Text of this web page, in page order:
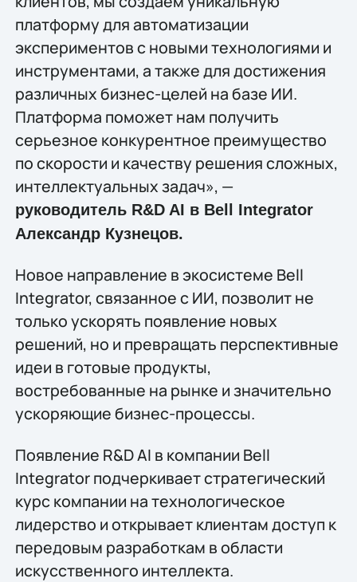
платформу для автоматизации
экспериментов с новыми технологиями и
инструментами, а также для достижения
различных бизнес-целей на базе ИИ.
Платформа поможет нам получить
серьезное конкурентное преимущество
по скорости и качеству решения сложных,
интеллектуальных задач», —
руководитель R&D AI в Bell Integrator
Александр Кузнецов.
Новое направление в экосистеме Bell
Integrator, связанное с ИИ, позволит не
только ускорять появление новых
решений, но и превращать перспективные
идеи в готовые продукты,
востребованные на рынке и значительно
ускоряющие бизнес-процессы.
Появление R&D AI в компании Bell
Integrator подчеркивает стратегический
курс компании на технологическое
лидерство и открывает клиентам доступ к
передовым разработкам в области
искусственного интеллекта.